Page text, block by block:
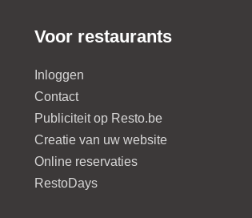
Voor restaurants
Inloggen
Contact
Publiciteit op Resto.be
Creatie van uw website
Online reservaties
RestoDays